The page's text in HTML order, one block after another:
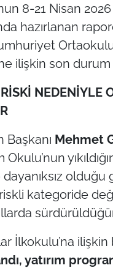
8-21 Nisan
hazırlanan
ilişkin son durum
NEDENİYLE
Başkanı Mehmet
olduğu
riskli kategoride
İlkokulu’na ilişkin
yatırım